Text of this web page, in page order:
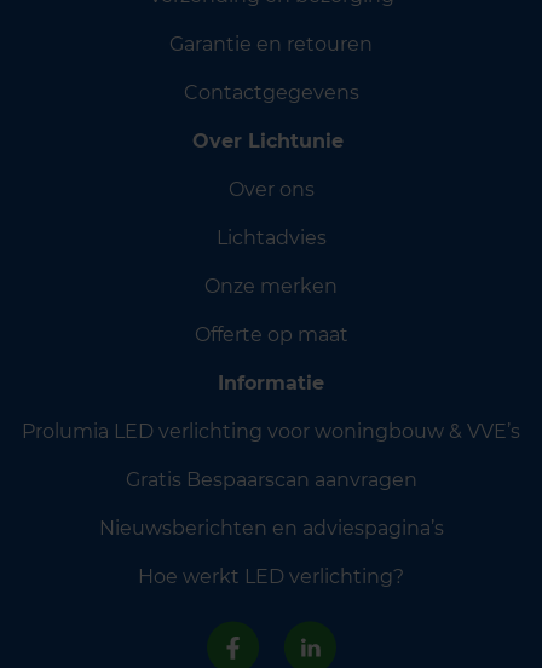
Garantie en retouren
Contactgegevens
Over Lichtunie
Over ons
Lichtadvies
Onze merken
Offerte op maat
Informatie
Prolumia LED verlichting voor woningbouw & VVE’s
Gratis Bespaarscan aanvragen
Nieuwsberichten en adviespagina’s
Hoe werkt LED verlichting?